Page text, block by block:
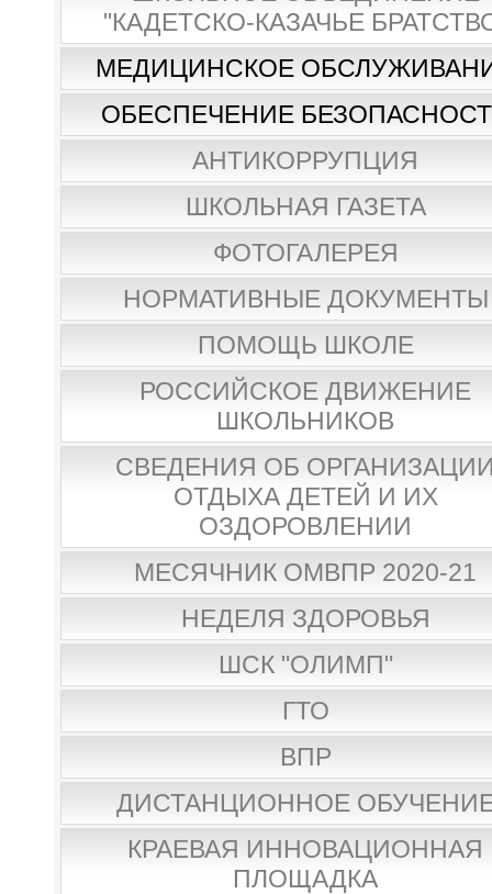
"КАДЕТСКО-КАЗАЧЬЕ
МЕДИЦИНСКОЕ
ОБЕСПЕЧЕНИЕ
АНТИКОРРУПЦИЯ
ШКОЛЬНАЯ ГАЗЕТА
ФОТОГАЛЕРЕЯ
НОРМАТИВНЫЕ ДОКУМЕНТЫ
ПОМОЩЬ ШКОЛЕ
РОССИЙСКОЕ ДВИЖЕНИЕ
ШКОЛЬНИКОВ
СВЕДЕНИЯ ОБ
ОТДЫХА ДЕТЕЙ И ИХ
ОЗДОРОВЛЕНИИ
МЕСЯЧНИК ОМВПР 2020-21
НЕДЕЛЯ ЗДОРОВЬЯ
ШСК "ОЛИМП"
ГТО
ВПР
ДИСТАНЦИОННОЕ
КРАЕВАЯ ИННОВАЦИОННАЯ
ПЛОЩАДКА